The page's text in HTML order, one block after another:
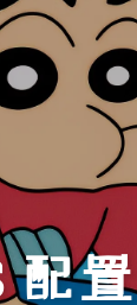
配置